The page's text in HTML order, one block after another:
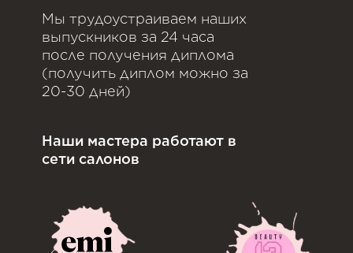
Мы трудоустраиваем наших
выпускников за 24 часа
после получения диплома
(получить диплом можно за
20-30 дней)
Наши мастера работают в
сети салонов